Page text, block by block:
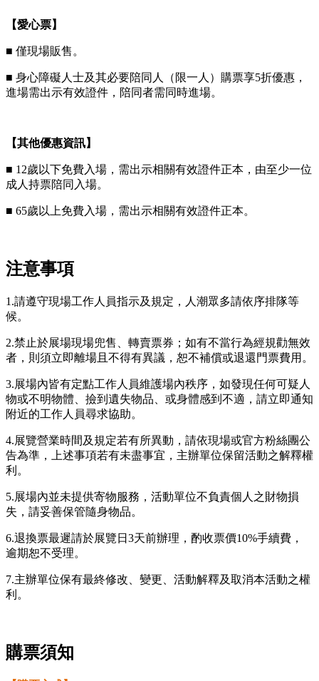
【愛心票】
■ 僅現場販售。
■ 身心障礙人士及其必要陪同人（限一人）購票享5折優惠，
進場需出示有效證件，陪同者需同時進場。
【其他優惠資訊】
■ 12歲以下免費入場，需出示相關有效證件正本，由至少一位
成人持票陪同入場。
■ 65歲以上免費入場，需出示相關有效證件正本。
注意事項
1.請遵守現場工作人員指示及規定，人潮眾多請依序排隊等
候。
2.禁止於展場現場兜售、轉賣票券；如有不當行為經規勸無效
者，則須立即離場且不得有異議，恕不補償或退還門票費用。
3.展場內皆有定點工作人員維護場內秩序，如發現任何可疑人
物或不明物體、撿到遺失物品、或身體感到不適，請立即通知
附近的工作人員尋求協助。
4.展覽營業時間及規定若有所異動，請依現場或官方粉絲團公
告為準，上述事項若有未盡事宜，主辦單位保留活動之解釋權
利。
5.展場內並未提供寄物服務，活動單位不負責個人之財物損
失，請妥善保管隨身物品。
6.退換票最遲請於展覽日3天前辦理，酌收票價10%手續費，
逾期恕不受理。
7.主辦單位保有最終修改、變更、活動解釋及取消本活動之權
利。
購票須知